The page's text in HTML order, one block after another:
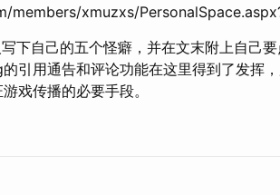
xmuzxs/
下自己的五个怪癖，并在文末附上自己
引用通告和评论功能在这里得到了发挥
戏传播的必要手段。